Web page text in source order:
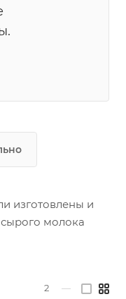
изготовлены и
молока
2 —